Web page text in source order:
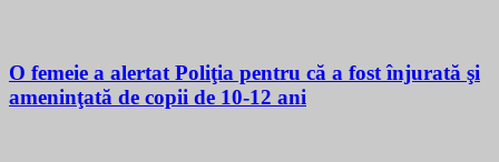
O femeie a alertat Poliţia pentru că a fost înjurată şi
ameninţată de copii de 10-12 ani